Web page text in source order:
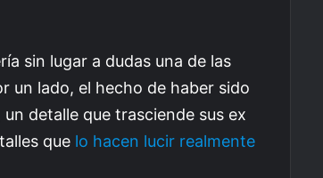
sin lugar a dudas una de las
un lado, el hecho de haber sido
detalle que trasciende sus ex
que lo hacen lucir realmente